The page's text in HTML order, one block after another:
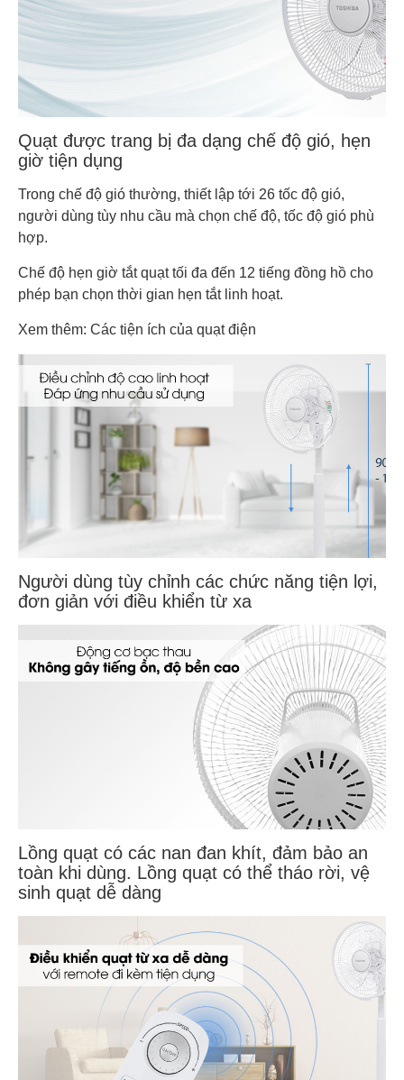
Quạt được trang bị đa dạng chế độ gió, hẹn
giờ tiện dụng
Trong chế độ gió thường, thiết lập tới 26 tốc độ gió,
người dùng tùy nhu cầu mà chọn chế độ, tốc độ gió phù
hợp.
Chế độ hẹn giờ tắt quạt tối đa đến 12 tiếng đồng hồ cho
phép bạn chọn thời gian hẹn tắt linh hoạt.
Xem thêm: Các tiện ích của quạt điện
Người dùng tùy chỉnh các chức năng tiện lợi,
đơn giản với điều khiển từ xa
Lồng quạt có các nan đan khít, đảm bảo an
toàn khi dùng. Lồng quạt có thể tháo rời, vệ
sinh quạt dễ dàng